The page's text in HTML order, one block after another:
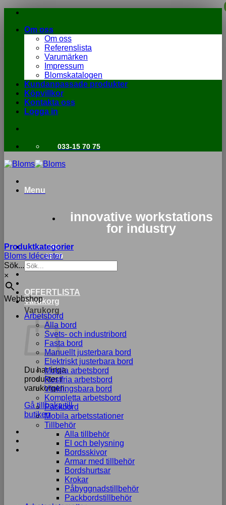
Skip
contentOm oss
Om oss
Referenslista
Varumärken
Impressum
Blomskatalogen
Kundanpassade produkter
Köpvillkor
Kontakta oss
Logga in
033-15 70 75
Menu
innovative workstations
for industry
033-
15 70
OFFERTLISTA
Varukorg
Varukorg
Du har inga
produkter i
varukorgen.
Gå tillbaka till
butiken
Produktkategorier
Bloms Idécenter
Sök...
×
Webbshop
Arbetsbord
Alla bord
Svets- och industribord
Fasta bord
Manuellt justerbara bord
Elektriskt justerbara bord
Mobila arbetsbord
Rostfria arbetsbord
Vinklingsbara bord
Kompletta arbetsbord
Packbord
Mobila arbetsstationer
Tillbehör
Alla tillbehör
El och belysning
Bordsskivor
Armar med tillbehör
Bordshurtsar
Krokar
Påbyggnadstillbehör
Packbordstillbehör